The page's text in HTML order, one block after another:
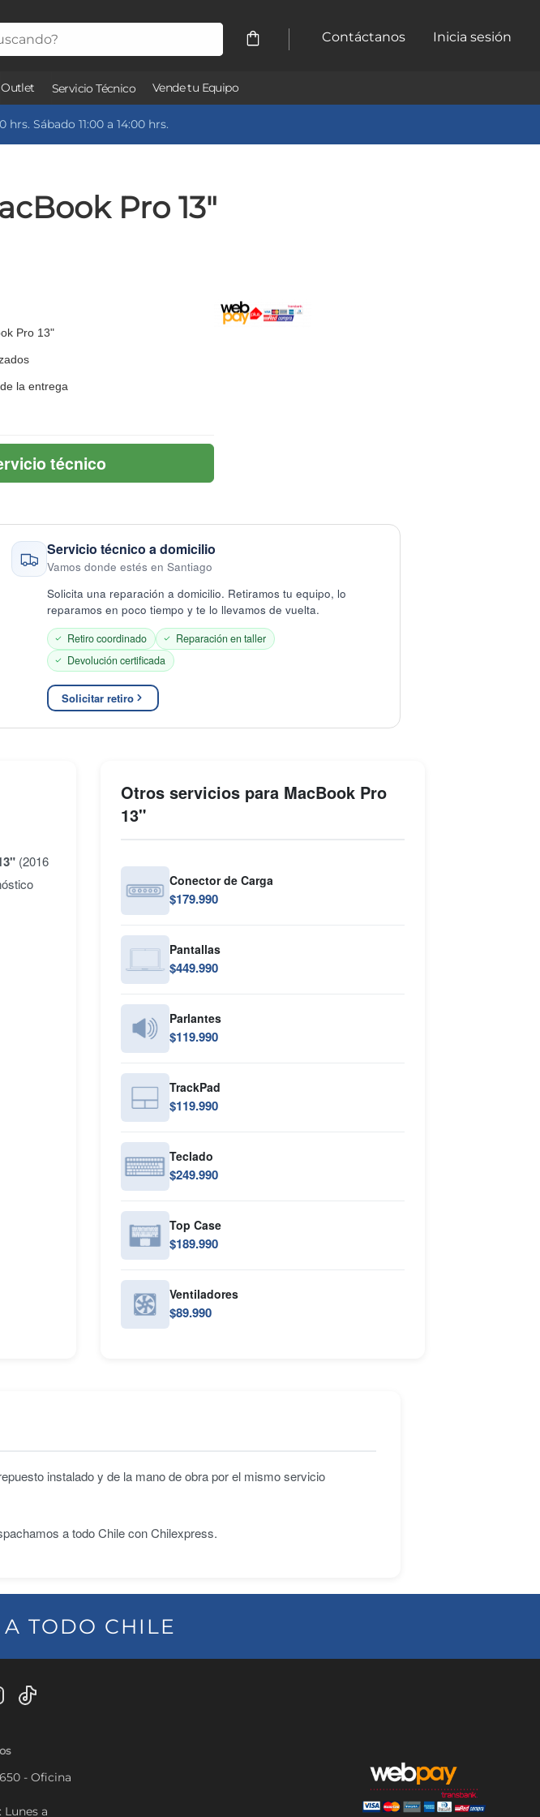
Contáctanos Inicia sesión
Outlet Servicio Técnico Vende tu Equipo
Sábado 11:00 a 14:00 hrs.
Pro 13"
Pro 13"
la entrega
técnico
Servicio técnico a domicilio
Vamos donde estés en Santiago
Solicita una reparación a domicilio. Retiramos tu equipo, lo
reparamos en poco tiempo y te lo llevamos de vuelta.
Retiro coordinado
Reparación en taller
Devolución certificada
Solicitar retiro
(2016
Otros servicios para MacBook Pro
13"
Conector de Carga
$179.990
Pantallas
$449.990
Parlantes
$119.990
TrackPad
$119.990
Teclado
$249.990
Top Case
$189.990
Ventiladores
$89.990
instalado y de la mano de obra por el mismo servicio
a todo Chile con Chilexpress.
TODO CHILE
- Oficina
a